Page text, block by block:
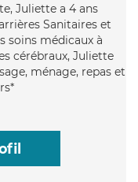
Juliette a 4 ans
Sanitaires et
soins médicaux à
cérébraux, Juliette
ménage, repas et